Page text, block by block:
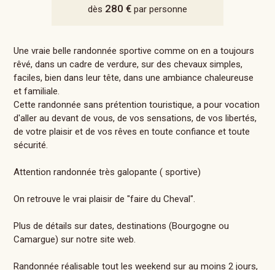
dès 280 €par personne
Une vraie belle randonnée sportive comme on en a toujours
rêvé, dans un cadre de verdure, sur des chevaux simples,
faciles, bien dans leur tête, dans une ambiance chaleureuse
et familiale.
Cette randonnée sans prétention touristique, a pour vocation
d'aller au devant de vous, de vos sensations, de vos libertés,
de votre plaisir et de vos rêves en toute confiance et toute
sécurité.
Attention randonnée très galopante ( sportive)
On retrouve le vrai plaisir de "faire du Cheval".
Plus de détails sur dates, destinations (Bourgogne ou
Camargue) sur notre site web.
Randonnée réalisable tout les weekend sur au moins 2 jours,